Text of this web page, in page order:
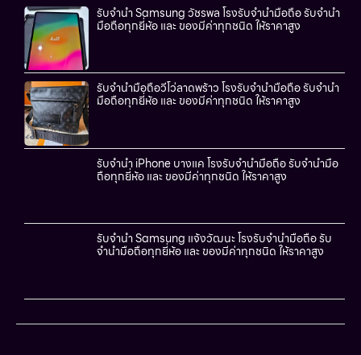
รับจำนำ Samsung วัชรพล โรงรับจำนำมือถือ รับจำนำ
มือถือทุกยี่ห้อ และ ของมีค่าทุกชนิด ให้ราคาสูง
รับจำนำมือถือวีโว่ลาดพร้าว โรงรับจำนำมือถือ รับจำนำ
มือถือทุกยี่ห้อ และ ของมีค่าทุกชนิด ให้ราคาสูง
รับจำนำ iPhone บางแค โรงรับจำนำมือถือ รับจำนำมือ
ถือทุกยี่ห้อ และ ของมีค่าทุกชนิด ให้ราคาสูง
รับจำนำ Samsung แจ้งวัฒนะ โรงรับจำนำมือถือ รับ
จำนำมือถือทุกยี่ห้อ และ ของมีค่าทุกชนิด ให้ราคาสูง